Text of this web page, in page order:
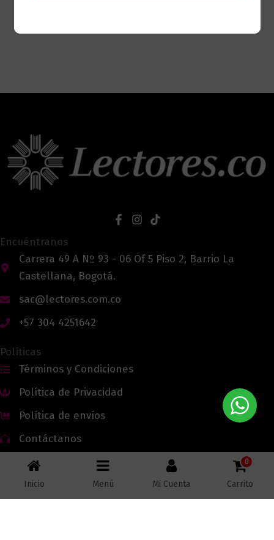
Encuéntranos
Carrera 49 A Nº 93 - 06 Of 5 Piso 2, Barrio La
Castellana, Bogotá.
sac@lectores.com.co
+57 304 4251642
Políticas
Términos y Condiciones
Política de Privacidad
Política de envíos
Contáctanos
Todos los derechos reservados © 2026 Lectores.co |
Inicio Menú Mi Cuenta
0
Carrito